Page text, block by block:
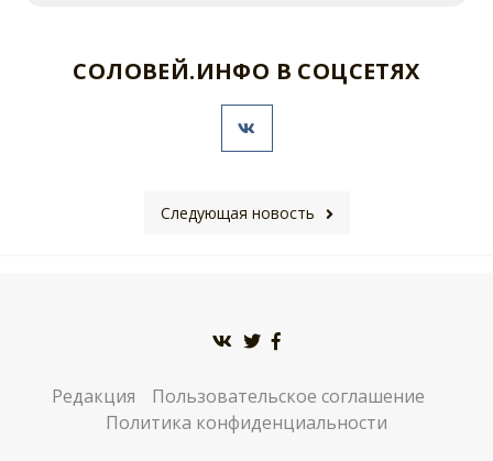
СОЛОВЕЙ.ИНФО В СОЦСЕТЯХ
Следующая новость
Редакция
Пользовательское соглашение
Политика конфиденциальности